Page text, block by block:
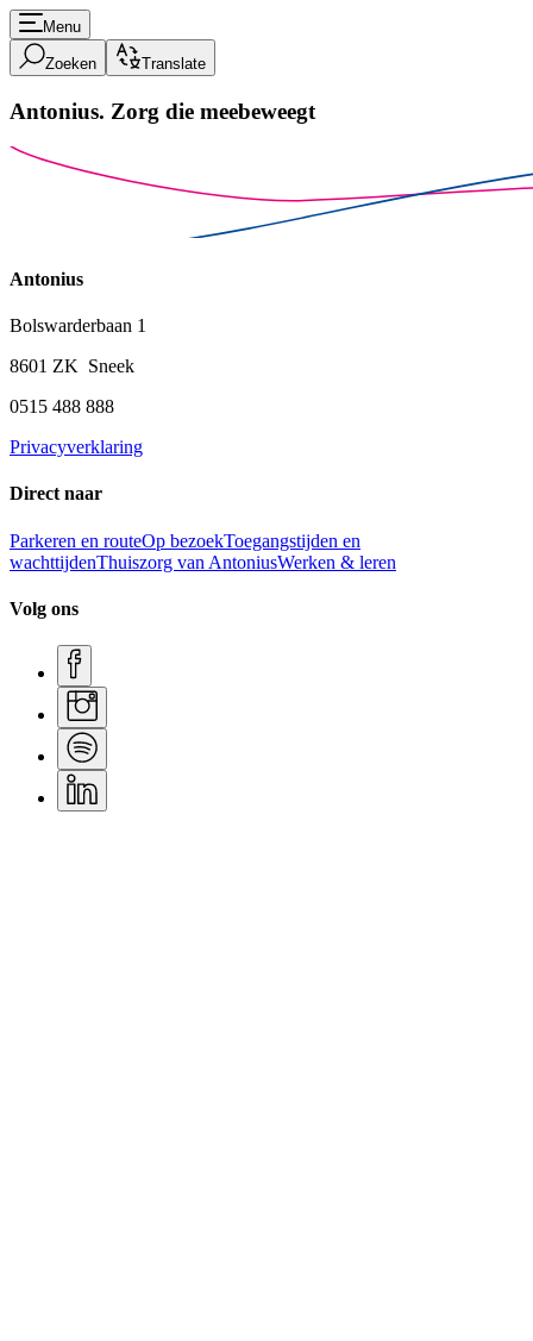
Menu
Zoeken Translate
Antonius. Zorg die meebeweegt
Antonius
Bolswarderbaan 1
8601 ZK Sneek
0515 488 888
Privacyverklaring
Direct naar
Parkeren en routeOp bezoekToegangstijden en
wachttijdenThuiszorg van AntoniusWerken & leren
Volg ons